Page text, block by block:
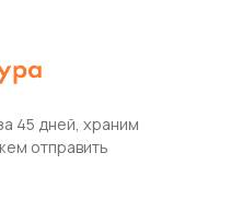
45 дней, храним
отправить